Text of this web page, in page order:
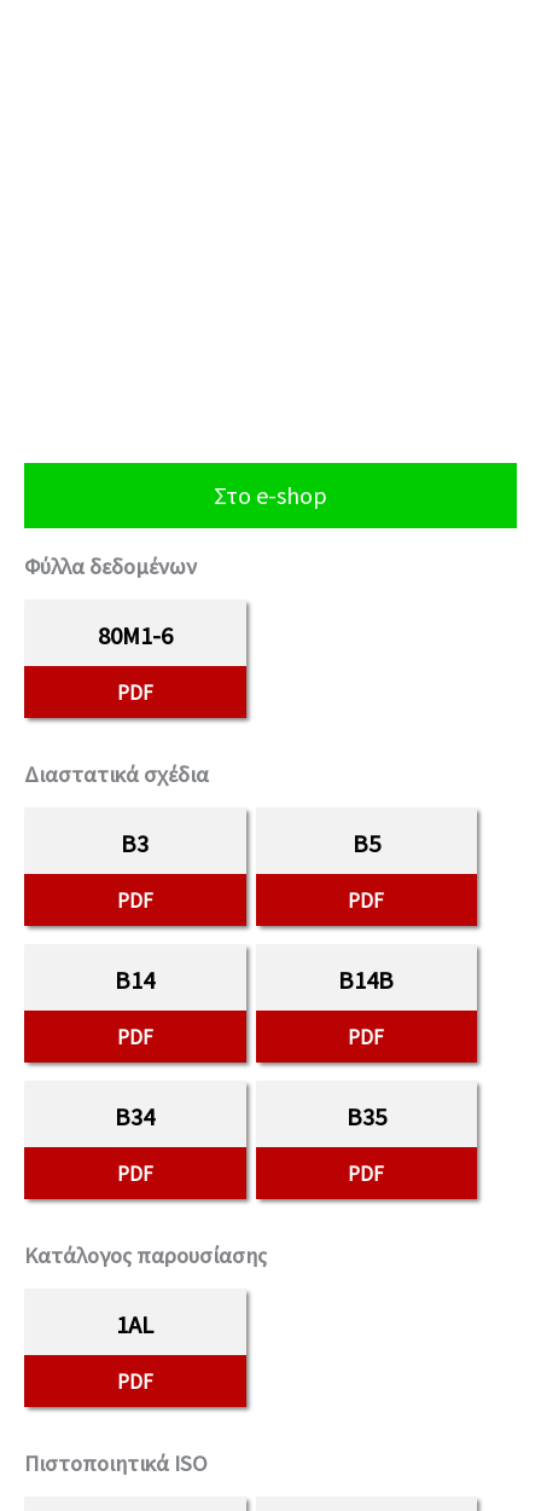
Στο e-shop
Φύλλα δεδομένων
80M1-6
PDF
Διαστατικά σχέδια
B3
PDF
B5
PDF
B14
PDF
B14B
PDF
B34
PDF
B35
PDF
Κατάλογος παρουσίασης
1AL
PDF
Πιστοποιητικά ISO